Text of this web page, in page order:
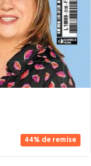
44% de remise